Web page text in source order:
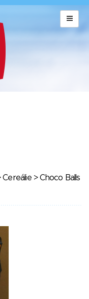
Cereálie> Choco Balls